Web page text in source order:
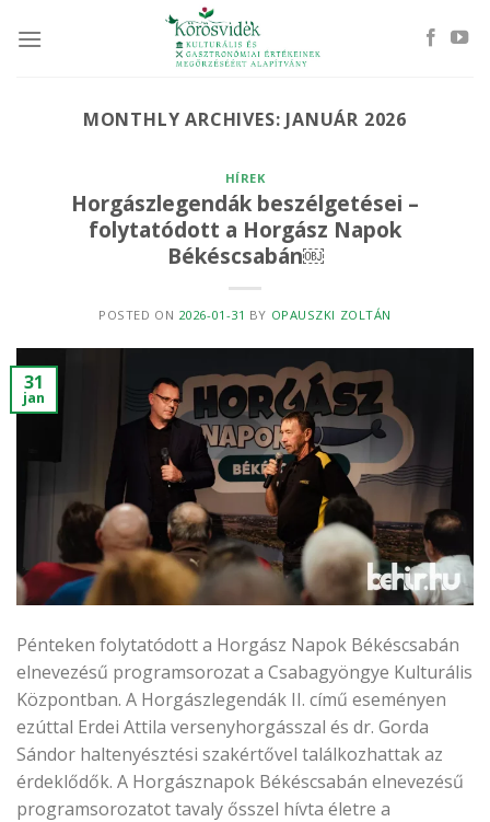
MONTHLY ARCHIVES: JANUÁR 2026
HÍREK
Horgászlegendák beszélgetései –
folytatódott a Horgász Napok
Békéscsabán￼
POSTED ON 2026-01-31 BY OPAUSZKI ZOLTÁN
31
jan
Pénteken folytatódott a Horgász Napok Békéscsabán
elnevezésű programsorozat a Csabagyöngye Kulturális
Központban. A Horgászlegendák II. című eseményen
ezúttal Erdei Attila versenyhorgásszal és dr. Gorda
Sándor haltenyésztési szakértővel találkozhattak az
érdeklődők. A Horgásznapok Békéscsabán elnevezésű
programsorozatot tavaly ősszel hívta életre a